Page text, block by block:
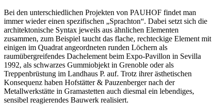
Bei den unterschiedlichen Projekten von PAUHOF findet man
immer wieder einen spezifischen „Sprachton“. Dabei setzt sich die
architektonische Syntax jeweils aus ähnlichen Elementen
zusammen, zum Beispiel taucht das flache, rechteckige Element mit
einigen im Quadrat angeordneten runden Löchern als
raumübergreifendes Dachelement beim Expo-Pavillon in Sevilla
1992, als schwarzes Gummiobjekt in Grenoble oder als
Treppenbrüstung im Landhaus P. auf. Trotz ihrer ästhetischen
Konsequenz haben Hofstätter & Pauzenberger nach der
Metallwerkstätte in Gramastetten auch diesmal ein lebendiges,
sensibel reagierendes Bauwerk realisiert.